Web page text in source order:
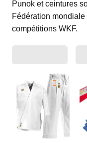
Punok et ceintures
Fédération
compétitions WKF.